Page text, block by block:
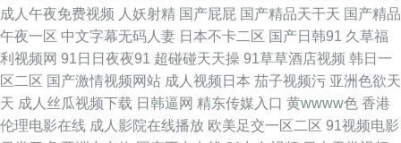
艹 91精品专区 亚洲黄色小说网站 五月天AV免费影院 日韩九一免费在线观看
美女视频国产 国产tv 韩日精品视频 91视频观看% 91视频草草 91操憋 avtt男
人的天堂 91大神片子 91午夜在线视频 少妇精品一区二区 玖玖久久 福利短片
成人午夜免费视频 人妖射精 国产屁屁 国产精品天干天 国产精品
午夜一区 中文字幕无码人妻 日本不卡二区 国产日韩91 久草福
利视频网 91日日夜夜91 超碰碰天天操 91草草酒店视频 韩日一
区二区 国产激情视频网站 成人视频日本 茄子视频污 亚洲色欲天
天 成人丝瓜视频下载 日韩逼网 精东传媒入口 黄wwww色 香港
伦理电影在线 成人影院在线播放 欧美足交一区二区 91视频电影